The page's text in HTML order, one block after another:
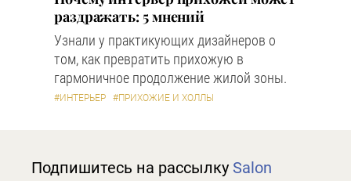
раздражать: 5 мнений
Узнали у практикующих дизайнеров о
том, как превратить прихожую в
гармоничное продолжение жилой зоны.
#ИНТЕРЬЕР #ПРИХОЖИЕ И ХОЛЛЫ
Подпишитесь на рассылку Salon